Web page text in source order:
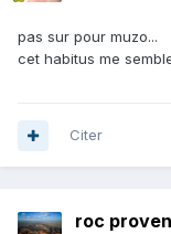
pas sur pour muzo...
cet habitus me
Citer
roc